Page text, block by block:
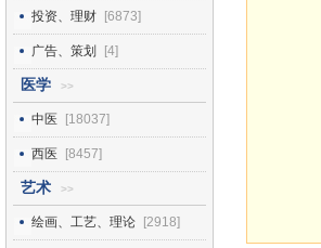
投资、理财 [6873]
广告、策划 [4]
医学 >>
中医 [18037]
西医 [8457]
艺术 >>
绘画、工艺、理论 [2918]